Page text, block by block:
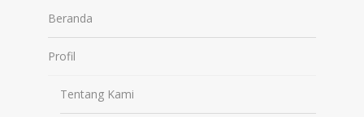
Beranda
Profil
Tentang Kami